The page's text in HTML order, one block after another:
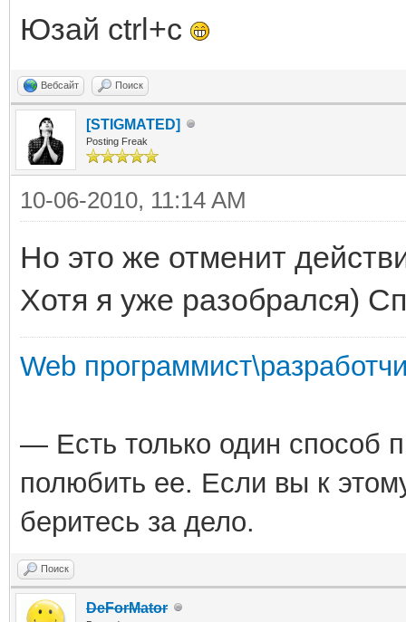
Юзай ctrl+c
Вебсайт Поиск
[STIGMATED]
Posting Freak
10-06-2010, 11:14 AM
Но это же отменит
Хотя я уже разобрался)
Web
— Есть только один способ
полюбить ее. Если вы к
беритесь за дело.
Поиск
DeForMator